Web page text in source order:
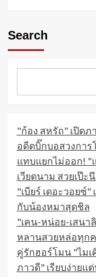
Search
"ก้อง สหรัถ" เปิด
อดีตบิ๊กบอสวงกา
แทบแยกไม่ออก! "
เวียดนาม สวยเป๊ะ
"เบียร์ เดอะวอยซ์
กับน้องหมาสุดชิล
"เคน-หน่อย-เสนา
หลานสวยหล่อทุกค
คู่รักฮอร์โมน "ไมเ
ภาวดี" เรียบง่ายแ